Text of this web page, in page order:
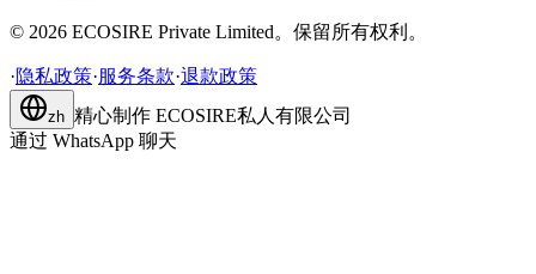
© 2026 ECOSIRE Private Limited。保留所有权利。
·隐私政策·服务条款·退款政策
zh 精心制作 ECOSIRE私人有限公司
通过 WhatsApp 聊天